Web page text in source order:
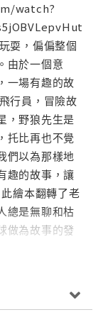
watch?
耍，偏偏整個
由於一個意
一場有趣的故
行員，冒險故
，野狼先生是
托比再也不覺
們以為那樣地
趣的故事，讓
繪本翻轉了老
總是無聊和枯
做為故事的發
這三位爺爺
得不再無聊
老人做為故
大，他們在與